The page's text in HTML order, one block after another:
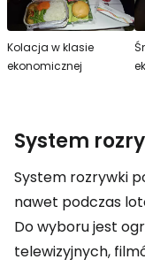
Kolacja w klasie
ekonomicznej
System
System rozrywki
nawet podczas
Do wyboru jest
telewizyjnych,